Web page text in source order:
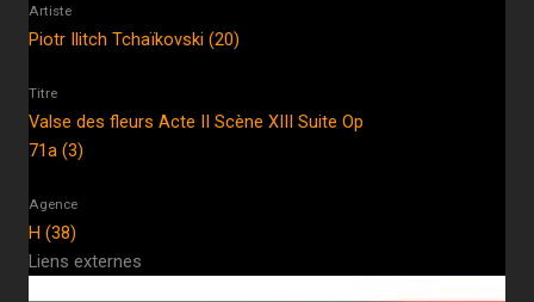
Artiste
Piotr Ilitch Tchaïkovski (20)
Titre
Valse des fleurs Acte II Scène XIII Suite Op
71a (3)
Agence
H (38)
Liens externes